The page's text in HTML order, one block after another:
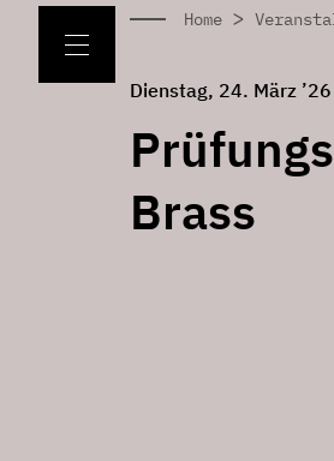
Home >
Dienstag, 24. März
Brass